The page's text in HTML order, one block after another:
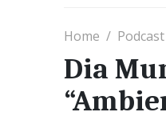
Home Podcast
Dia